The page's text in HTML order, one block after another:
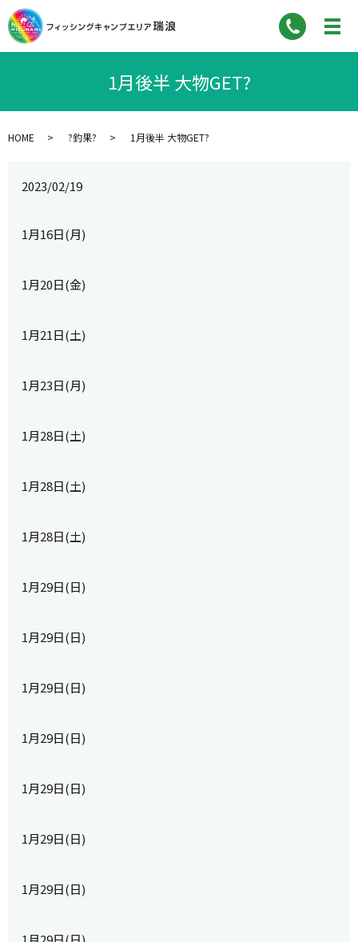
1月後半 大物GET?
HOME ?釣果? 1月後半 大物GET?
2023/02/19
1月16日(月)
1月20日(金)
1月21日(土)
1月23日(月)
1月28日(土)
1月28日(土)
1月28日(土)
1月29日(日)
1月29日(日)
1月29日(日)
1月29日(日)
1月29日(日)
1月29日(日)
1月29日(日)